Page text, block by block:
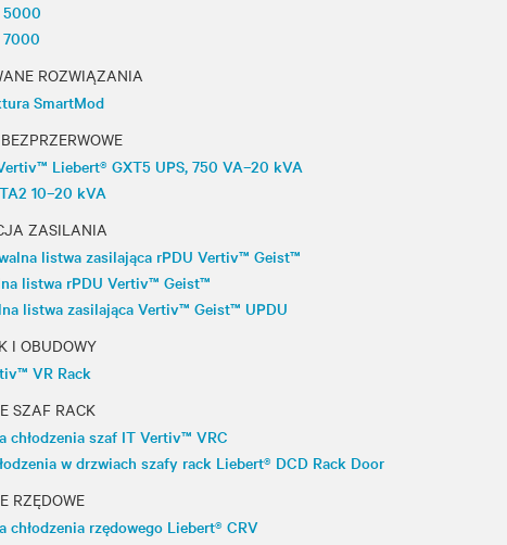
5000
7000
ROZWIĄZANIA
SmartMod
Liebert® GXT5 UPS, 750 VA–20 kVA
10–20 kVA
ZASILANIA
listwa zasilająca rPDU Vertiv™ Geist™
listwa rPDU Vertiv™ Geist™
listwa zasilająca Vertiv™ Geist™ UPDU
I OBUDOWY
VR Rack
SZAF RACK
chłodzenia szaf IT Vertiv™ VRC
w drzwiach szafy rack Liebert® DCD Rack Door
RZĘDOWE
chłodzenia rzędowego Liebert® CRV